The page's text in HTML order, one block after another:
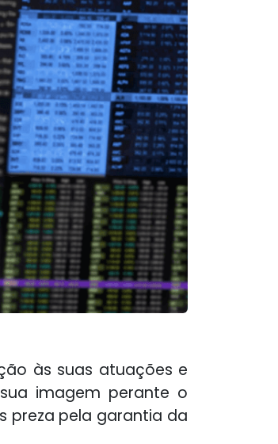
às suas atuações e
imagem perante o
preza pela garantia da